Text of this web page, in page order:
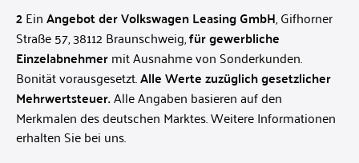
2EinAngebot der Volkswagen Leasing GmbH, Gifhorner
Straße 57, 38112 Braunschweig,für gewerbliche
Einzelabnehmermit Ausnahme von Sonderkunden.
Bonität vorausgesetzt.Alle Werte zuzüglich gesetzlicher
Mehrwertsteuer.Alle Angaben basieren auf den
Merkmalen des deutschen Marktes. Weitere Informationen
erhalten Sie bei uns.